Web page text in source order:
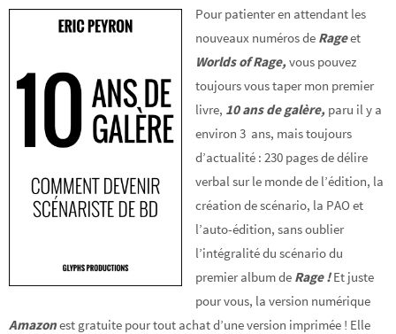
Pour patienter en attendant les
nouveaux numéros de Rageet
Worlds of Rage, vous pouvez
toujours vous taper mon premier
livre, 10 ans de galère, paru il y a
environ 3 ans, mais toujours
d’actualité : 230 pages de délire
verbal sur le monde de l’édition, la
création de scénario, la PAO et
l’auto-édition, sans oublier
l’intégralité du scénario du
premier album de Rage !Et juste
pour vous, la version numérique
Amazonest gratuite pour tout achat d’une version imprimée ! Elle